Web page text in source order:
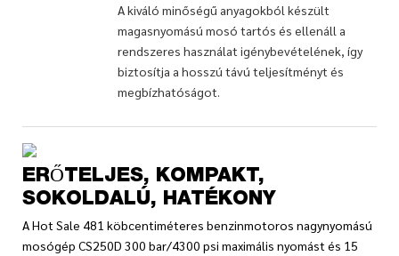
A kiváló minőségű anyagokból készült
magasnyomású mosó tartós és ellenáll a
rendszeres használat igénybevételének, így
biztosítja a hosszú távú teljesítményt és
megbízhatóságot.
ERŐTELJES, KOMPAKT,
SOKOLDALÚ, HATÉKONY
A Hot Sale 481 köbcentiméteres benzinmotoros nagynyomású
mosógép CS250D 300 bar/4300 psi maximális nyomást és 15